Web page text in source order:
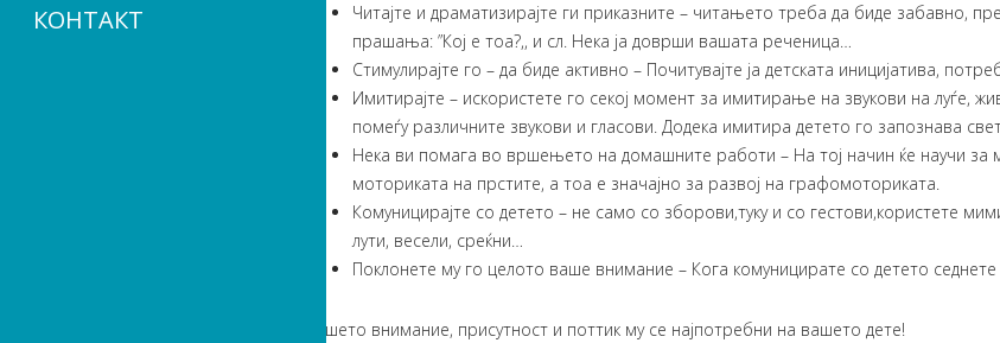
Читајте и драматизирајте ги приказните – читањето треба да биде забавно,
прашања: ”Кој е тоа?,, и сл. Нека ја доврши вашата реченица…
Стимулирајте го – да биде активно – Почитувајте ја детската иницијатива,
Имитирајте – искористете го секој момент за имитирање на звукови на луѓе,
помеѓу различните звукови и гласови. Додека имитира детето го запознава
Нека ви помага во вршењето на домашните работи – На тој начин ќе научи за
моториката на прстите, а тоа е значајно за развој на графомоториката.
Комуницирајте со детето – не само со зборови,туку и со гестови,користете
лути, весели, среќни…
Поклонете му го целото ваше внимание – Кога комуницирате со детето
Вашето внимание, присутност и поттик му се најпотребни на вашето дете!
КОНТАКТ